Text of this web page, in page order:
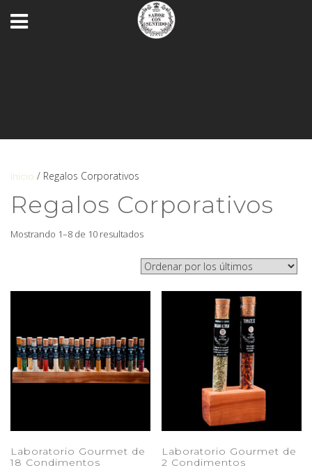
Inicio / Regalos Corporativos
Regalos Corporativos
Mostrando 1–8 de 10 resultados
Laboratorio Gourmet de
18 Condimentos
Laboratorio Gourmet de
2 Condimentos